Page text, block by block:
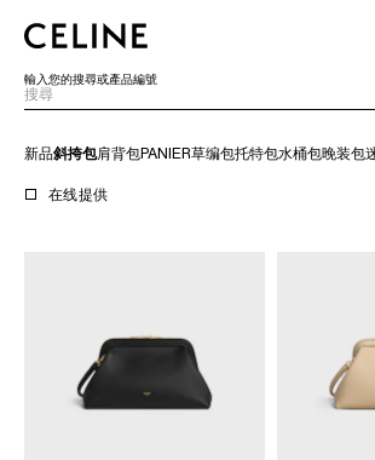
SKIP TO FOOTER CONTENT
跳至主導覽
輸入您的搜尋或產品編號
新品斜挎包肩背包PANIER草编包托特包水桶包晚装包
在线提供
歐洲
澳門特別行政區